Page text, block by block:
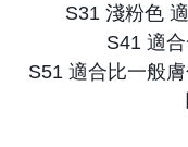
S31 淺粉色
S41 適
S51 適合比一般